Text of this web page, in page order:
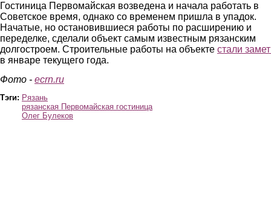
Гостиница Первомайская возведена и начала работать в
Советское время, однако со временем пришла в упадок.
Начатые, но остановившиеся работы по расширению и
переделке, сделали объект самым известным рязанским
долгостроем. Строительные работы на объекте стали
в январе текущего года.
Фото - ecrn.ru
Тэги: Рязань
рязанская Первомайская гостиница
Олег Булеков